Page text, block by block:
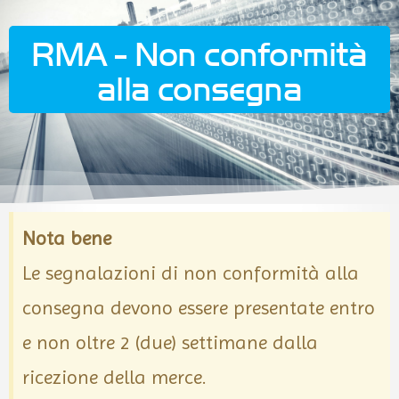
RMA - Non conformità
alla consegna
Nota bene
Le segnalazioni di non conformità alla
consegna devono essere presentate entro
e non oltre 2 (due) settimane dalla
ricezione della merce.